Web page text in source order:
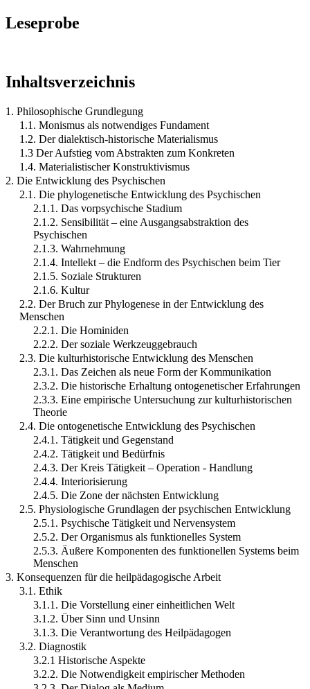
Leseprobe
Inhaltsverzeichnis
1. Philosophische Grundlegung
1.1. Monismus als notwendiges Fundament
1.2. Der dialektisch-historische Materialismus
1.3 Der Aufstieg vom Abstrakten zum Konkreten
1.4. Materialistischer Konstruktivismus
2. Die Entwicklung des Psychischen
2.1. Die phylogenetische Entwicklung des Psychischen
2.1.1. Das vorpsychische Stadium
2.1.2. Sensibilität – eine Ausgangsabstraktion des
Psychischen
2.1.3. Wahrnehmung
2.1.4. Intellekt – die Endform des Psychischen beim Tier
2.1.5. Soziale Strukturen
2.1.6. Kultur
2.2. Der Bruch zur Phylogenese in der Entwicklung des
Menschen
2.2.1. Die Hominiden
2.2.2. Der soziale Werkzeuggebrauch
2.3. Die kulturhistorische Entwicklung des Menschen
2.3.1. Das Zeichen als neue Form der Kommunikation
2.3.2. Die historische Erhaltung ontogenetischer Erfahrungen
2.3.3. Eine empirische Untersuchung zur kulturhistorischen
Theorie
2.4. Die ontogenetische Entwicklung des Psychischen
2.4.1. Tätigkeit und Gegenstand
2.4.2. Tätigkeit und Bedürfnis
2.4.3. Der Kreis Tätigkeit – Operation - Handlung
2.4.4. Interiorisierung
2.4.5. Die Zone der nächsten Entwicklung
2.5. Physiologische Grundlagen der psychischen Entwicklung
2.5.1. Psychische Tätigkeit und Nervensystem
2.5.2. Der Organismus als funktionelles System
2.5.3. Äußere Komponenten des funktionellen Systems beim
Menschen
3. Konsequenzen für die heilpädagogische Arbeit
3.1. Ethik
3.1.1. Die Vorstellung einer einheitlichen Welt
3.1.2. Über Sinn und Unsinn
3.1.3. Die Verantwortung des Heilpädagogen
3.2. Diagnostik
3.2.1 Historische Aspekte
3.2.2. Die Notwendigkeit empirischer Methoden